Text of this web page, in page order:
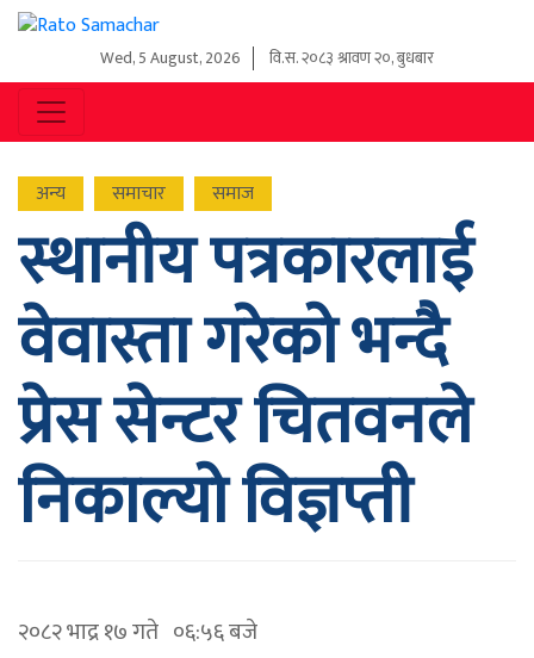
Wed, 5 August, 2026 वि.स.२०८३ श्रावण २०, बुधबार
अन्य समाचार समाज
स्थानीय पत्रकारलाई
वेवास्ता गरेको भन्दै
प्रेस सेन्टर चितवनले
निकाल्यो विज्ञप्ती
२०८२ भाद्र १७ गते ०६:५६ बजे